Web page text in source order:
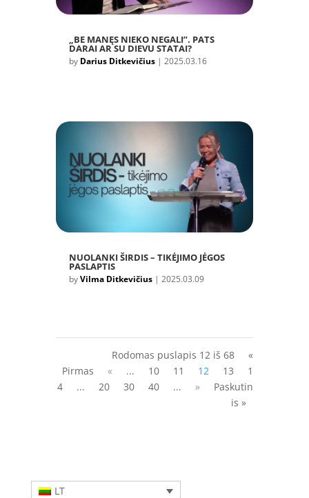
„BE MANĘS NIEKO NEGALI”. PATS
DARAI AR SU DIEVU STATAI?
by Darius Ditkevičius| 2025.03.16
NUOLANKI ŠIRDIS – TIKĖJIMO JĖGOS
PASLAPTIS
byVilma Ditkevičius| 2025.03.09
Rodomas puslapis 12 iš 68
«
Pirmas
« ... 10 11 12 13
1
4
... 20 30 40 ... »
Paskutin
is »
LT